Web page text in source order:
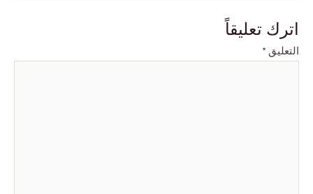
اترك تعليقاً
التعليق *